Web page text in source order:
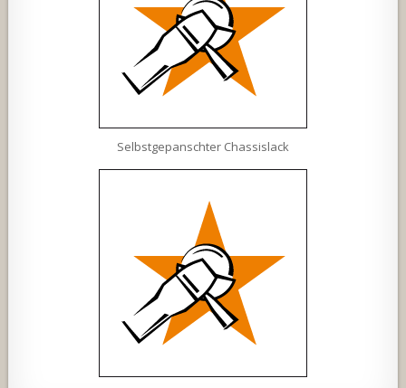
Selbstgepanschter Chassislack